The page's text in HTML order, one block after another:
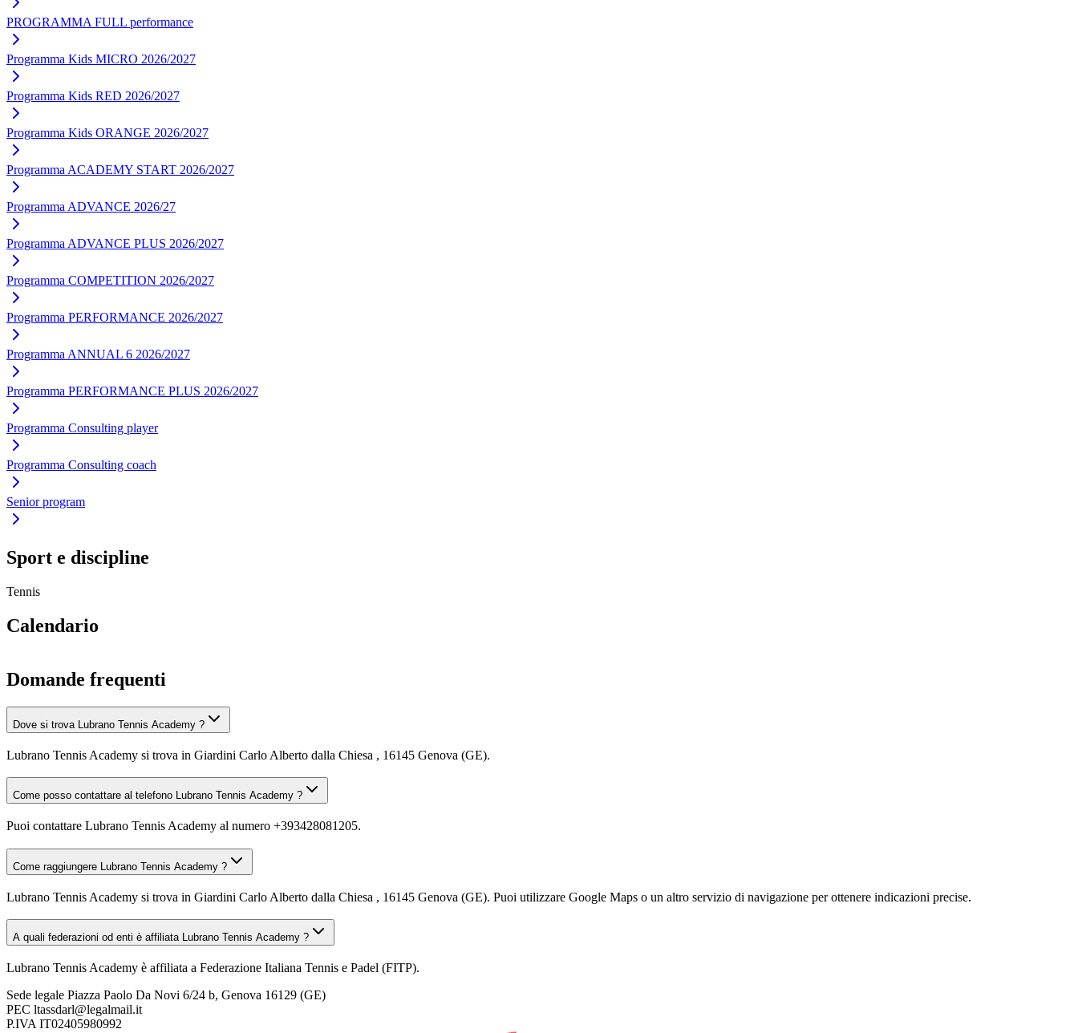
PROGRAMMA FULL performance
Programma Kids MICRO 2026/2027
Programma Kids RED 2026/2027
Programma Kids ORANGE 2026/2027
Programma ACADEMY START 2026/2027
Programma ADVANCE 2026/27
Programma ADVANCE PLUS 2026/2027
Programma COMPETITION 2026/2027
Programma PERFORMANCE 2026/2027
Programma ANNUAL 6 2026/2027
Programma PERFORMANCE PLUS 2026/2027
Programma Consulting player
Programma Consulting coach
Senior program
Sport e discipline
Tennis
Calendario
Domande frequenti
Dove si trova Lubrano Tennis Academy ?
Lubrano Tennis Academy si trova in Giardini Carlo Alberto dalla Chiesa , 16145 Genova (GE).
Come posso contattare al telefono Lubrano Tennis Academy ?
Puoi contattare Lubrano Tennis Academy al numero +393428081205.
Come raggiungere Lubrano Tennis Academy ?
Lubrano Tennis Academy si trova in Giardini Carlo Alberto dalla Chiesa , 16145 Genova (GE). Puoi utilizzare Google Maps o un altro servizio di navigazione per ottenere indicazioni precise.
A quali federazioni od enti è affiliata Lubrano Tennis Academy ?
Lubrano Tennis Academy è affiliata a Federazione Italiana Tennis e Padel (FITP).
Sede legale Piazza Paolo Da Novi 6/24 b, Genova 16129 (GE)
PEC ltassdarl@legalmail.it
P.IVA IT02405980992